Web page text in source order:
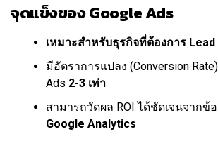
จุดแข็งของ Google Ads
เหมาะสำหรับธุรกิจที่ต้องการ
มีอัตราการแปลง (Conversion
Ads 2-3 เท่า
สามารถวัดผล ROI ได้ชัดเจนจากข้
Google Analytics